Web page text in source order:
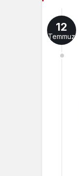
12
Temmuz